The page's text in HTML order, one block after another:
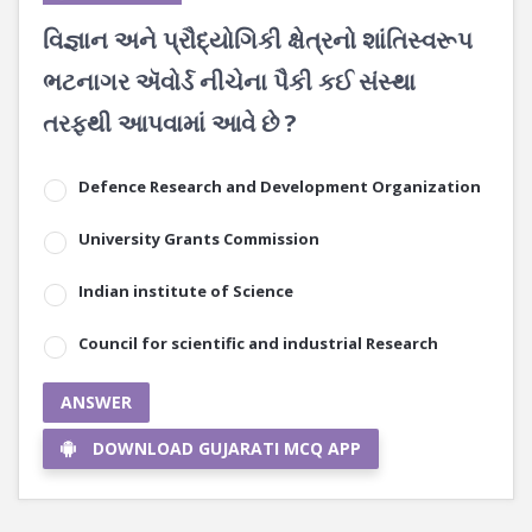
વિજ્ઞાન અને પ્રૌદ્યોગિકી ક્ષેત્રનો શાંતિસ્વરૂપ
ભટનાગર ઍવોર્ડ નીચેના પૈકી કઈ સંસ્થા
તરફથી આપવામાં આવે છે ?
Defence Research and Development Organization
University Grants Commission
Indian institute of Science
Council for scientific and industrial Research
ANSWER
DOWNLOAD GUJARATI MCQ APP